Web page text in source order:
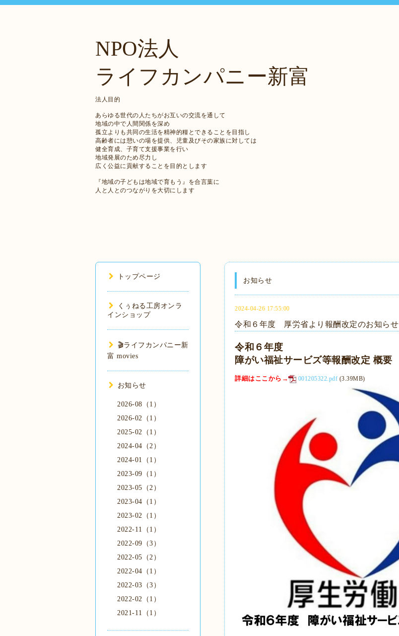
NPO法人
ライフカンパニー新富
法人目的
あらゆる世代の人たちがお互いの交流を通して
地域の中で人間関係を深め
孤立よりも共同の生活を精神的糧とできることを目指し
高齢者には憩いの場を提供、児童及びその家族に対しては
健全育成、子育て支援事業を行い
地域発展のため尽力し
広く公益に貢献することを目的とします
『地域の子どもは地域で育もう』を合言葉に
人と人とのつながりを大切にします
お知らせ
2024-04-26 17:55:00
令和６年度 厚労省より報酬改定のお知らせ
令和６年度
障がい福祉サービズ等報酬改定 概要
詳細はここから→ 001205322.pdf (3.39MB)
トップページ
くぅねる工房オンラ
インショップ
🎬️ライフカンパニー新
富 movies
お知らせ
2026-08（1）
2026-02（1）
2025-02（1）
2024-04（2）
2024-01（1）
2023-09（1）
2023-05（2）
2023-04（1）
2023-02（1）
2022-11（1）
2022-09（3）
2022-05（2）
2022-04（1）
2022-03（3）
2022-02（1）
2021-11（1）